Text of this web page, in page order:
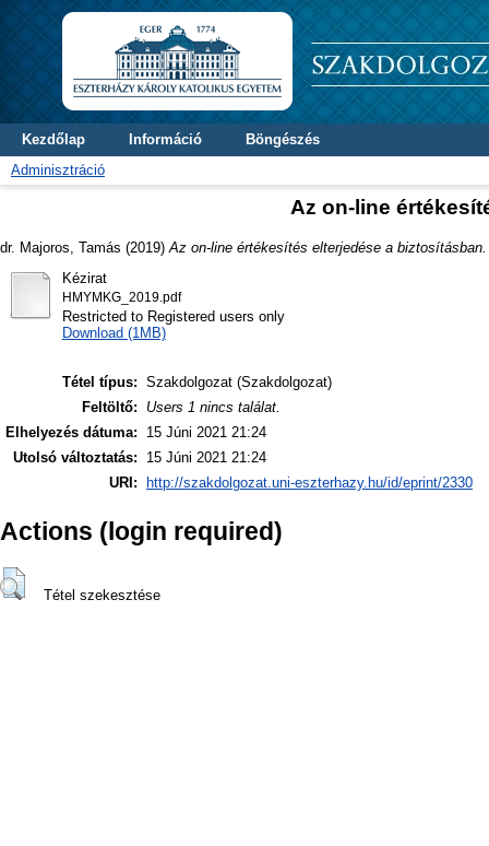
Kezdőlap Információ
Böngészés
Adminisztráció
Az on-line
dr. Majoros, Tamás (2019) Az on-line értékesítés elterjedése a biztosításban.
Kézirat
HMYMKG_2019.pdf
Restricted to Registered users only
Download (1MB)
Tétel típus: Szakdolgozat (Szakdolgozat)
Feltöltő:
Users 1 nincs találat.
Elhelyezés dátuma:
15 Júni 2021 21:24
Utolsó változtatás:
15 Júni 2021 21:24
URI:
http://szakdolgozat.uni-eszterhazy.hu/id/eprint/2330
Actions (login required)
Tétel szekesztése